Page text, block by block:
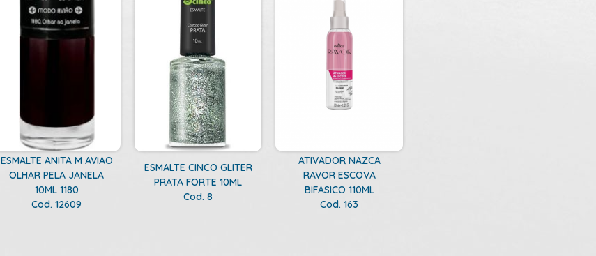
ESMALTE ANITA M AVIAO
OLHAR PELA JANELA
10ML 1180
Cod. 12609
ESMALTE CINCO GLITER
PRATA FORTE 10ML
Cod. 8
ATIVADOR NAZCA
RAVOR ESCOVA
BIFASICO 110ML
Cod. 163